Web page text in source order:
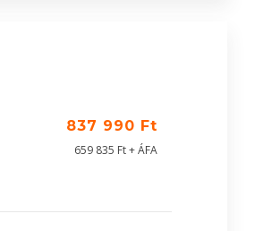
837 990 Ft
659 835 Ft + ÁFA